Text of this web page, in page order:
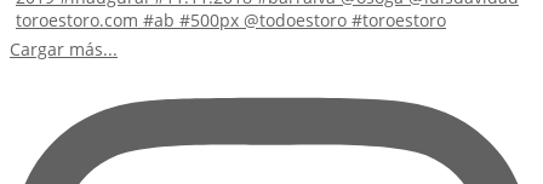
Cargar más...